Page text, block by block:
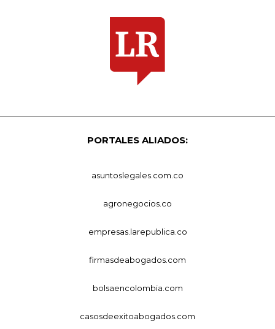
PORTALES ALIADOS:
asuntoslegales.com.co
agronegocios.co
empresas.larepublica.co
firmasdeabogados.com
bolsaencolombia.com
casosdeexitoabogados.com